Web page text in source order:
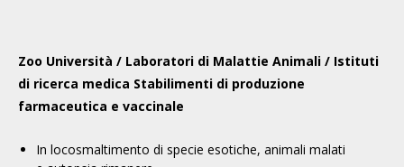
Zoo Università / Laboratori di Malattie Animali / Istituti
di ricerca medica Stabilimenti di produzione
farmaceutica e vaccinale
In locosmaltimento di specie esotiche, animali malati